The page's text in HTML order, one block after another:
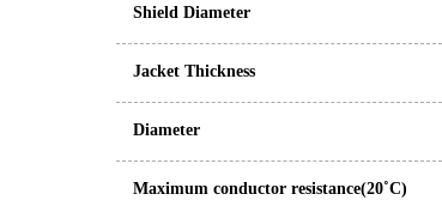
Shield Diameter
Jacket Thickness
Diameter
Maximum conductor resistance(20˚C)